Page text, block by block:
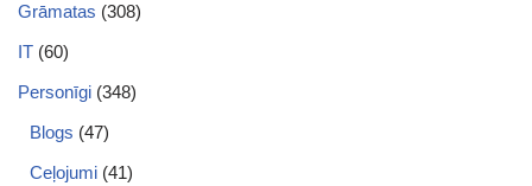
Grāmatas (308)
IT (60)
Personīgi (348)
Blogs (47)
Ceļojumi (41)